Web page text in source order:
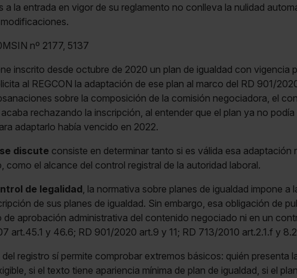
a la entrada en vigor de su reglamento no conlleva la nulidad
nº 2177, 5137
inscrito desde octubre de 2020 un plan de igualdad con vigencia
al REGCON la adaptación de ese plan al marco del RD 901/
sobre la composición de la comisión negociadora, el
rechazando la inscripción, al entender que el plan ya no
adaptarlo había vencido en 2022.
discute consiste en determinar tanto si es válida esa adaptación
como el alcance del control registral de la autoridad laboral.
de legalidad, la normativa sobre planes de igualdad impone a
de sus planes de igualdad. Sin embargo, esa obligación de
de aprobación administrativa del contenido negociado ni en un
art.45.1 y 46.6; RD 901/2020 art.9 y 11; RD 713/2010 art.2.1.f y
del registro sí permite comprobar extremos básicos: quién presenta
si el texto tiene apariencia mínima de plan de igualdad, si el